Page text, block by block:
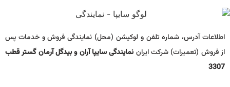
اطلاعات آدرس، شماره تلفن و لوکیشن (محل) نمایندگی فروش و خدمات پس
از فروش (تعمیرات) شرکت ایراننمایندگی سایپا آران و بیدگل آرمان گستر قطب
3307